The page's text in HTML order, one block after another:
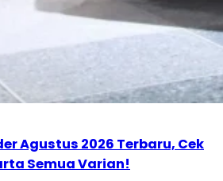
Agustus 2026 Terbaru, Cek
Semua Varian!